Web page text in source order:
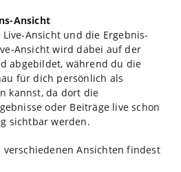
Ansicht
Ansicht und die Ergebnis-
Ansicht wird dabei auf der
abgebildet, während du die
für dich persönlich als
kannst, da dort die
oder Beiträge live schon
sichtbar werden.
verschiedenen Ansichten findest